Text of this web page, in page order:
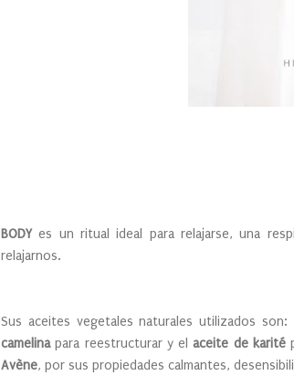
BODY es un ritual ideal para relajarse, una
relajarnos.
Sus aceites vegetales naturales utilizados son:
camelinapara reestructurar y elaceite de karité
Avène, por sus propiedades calmantes,